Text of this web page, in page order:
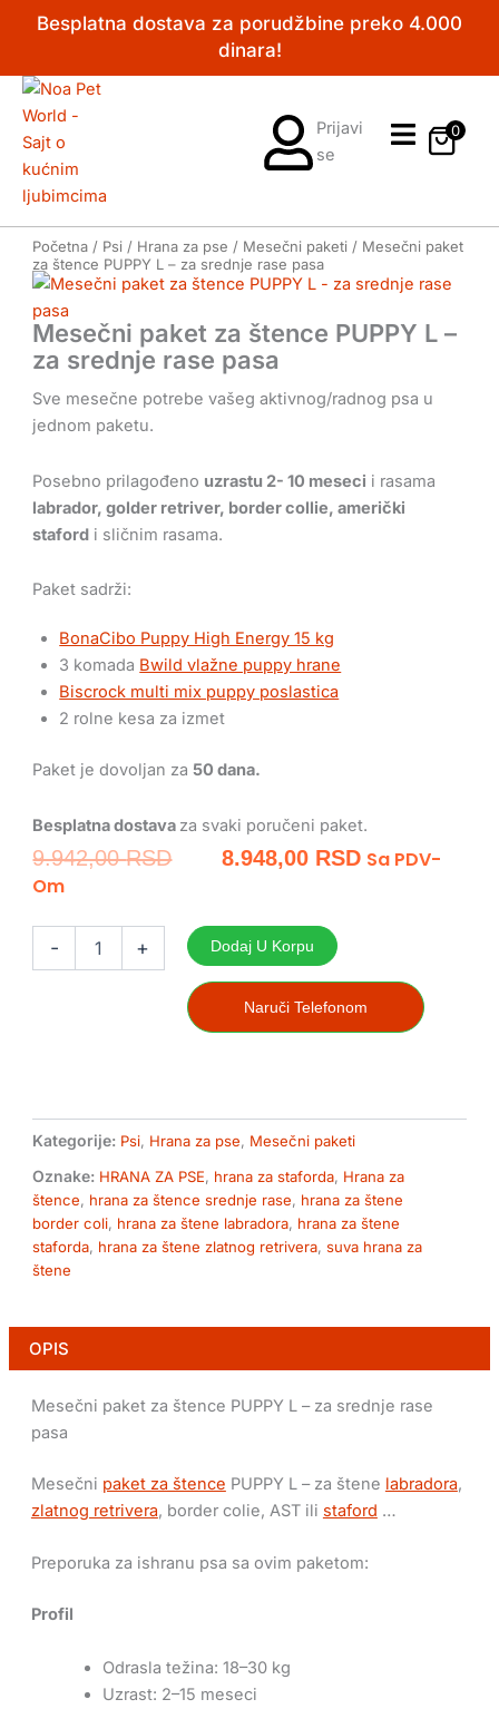
PređiBesplatna dostava za porudžbine preko 4.000
dinara!
Prijavi
se
0
Početna / Psi / Hrana za pse / Mesečni paketi / Mesečni paket
za štence PUPPY L – za srednje rase pasa
Mesečni paket za štence PUPPY L –
za srednje rase pasa
Sve mesečne potrebe vašeg aktivnog/radnog psa u
jednom paketu.
Posebno prilagođeno uzrastu 2- 10 meseci i rasama
labrador, golder retriver, border collie, američki
staford i sličnim rasama.
Paket sadrži:
BonaCibo Puppy High Energy 15 kg
3 komada Bwild vlažne puppy hrane
Biscrock multi mix puppy poslastica
2 rolne kesa za izmet
Paket je dovoljan za50 dana.
Besplatna dostava za svaki poručeni paket.
9.942,00RSD Originalna
Bila:
9.942,00 RSD.
8.948,00 RSDTrenutna
Sa PDV-
Om
-
pasa
+ Dodaj U Korpu
Naruči Telefonom
Kategorije: Psi, Hrana za pse, Mesečni paketi
Oznake: HRANA ZA PSE, hrana za staforda, Hrana za
štence, hrana za štence srednje rase, hrana za štene
border coli, hrana za štene labradora, hrana za štene
staforda, hrana za štene zlatnog retrivera,suva hrana za
štene
OPIS
Mesečni paket za štence PUPPY L – za srednje rase
pasa
Mesečni paket za štence PUPPY L – za štene labradora,
zlatnog retrivera, border colie, AST ili staford …
Preporuka za ishranu psa sa ovim paketom:
Profil
Odrasla težina: 18–30 kg
Uzrast: 2–15 meseci